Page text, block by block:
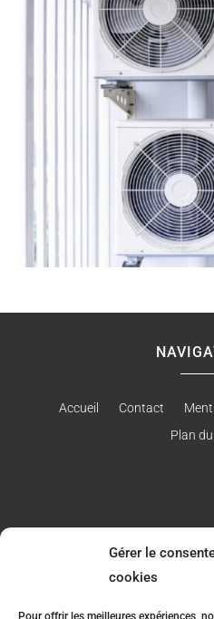
Gérer le
cookies
Pour offrir les meilleures expériences,
Accueil Contact
Plan